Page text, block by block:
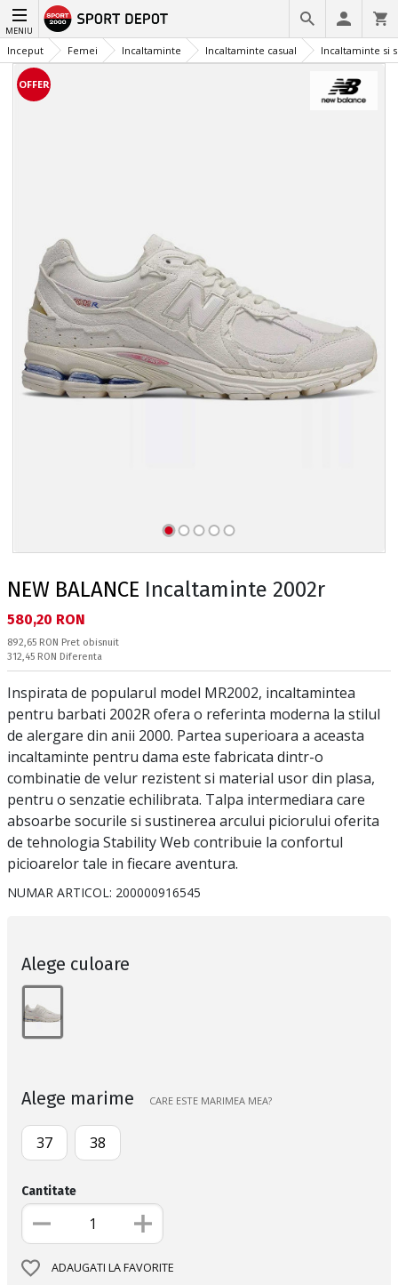
MENIU
Inceput Femei Incaltaminte Incaltaminte casual Incaltaminte si
OFFER
NEW BALANCE Incaltaminte 2002r
Текуща цена:
580,20 RON
Pret obisnuit:
892,65 RON Pret obisnuit
Спестявате:
312,45 RON Diferenta
Inspirata de popularul model MR2002, incaltamintea
pentru barbati 2002R ofera o referinta moderna la stilul
de alergare din anii 2000. Partea superioara a aceasta
incaltaminte pentru dama este fabricata dintr-o
combinatie de velur rezistent si material usor din plasa,
pentru o senzatie echilibrata. Talpa intermediara care
absoarbe socurile si sustinerea arcului piciorului oferita
de tehnologia Stability Web contribuie la confortul
picioarelor tale in fiecare aventura.
NUMAR ARTICOL: 200000916545
Alege culoare
Alege marime CARE ESTE MARIMEA MEA?
37 38
Cantitate
ADAUGATI LA FAVORITE